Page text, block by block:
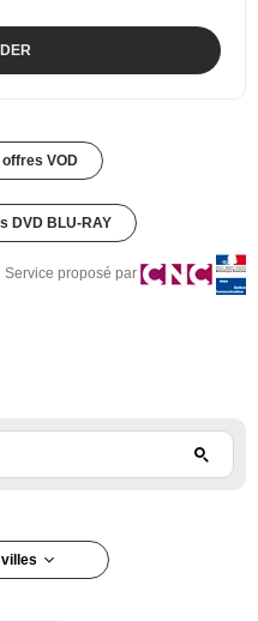
VOD
DVD BLU-RAY
Service proposé par